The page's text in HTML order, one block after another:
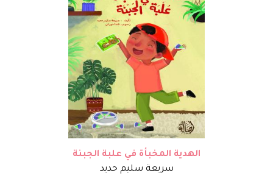
الهدية المخبأة في علبة الجبنة
سريعة سليم حديد